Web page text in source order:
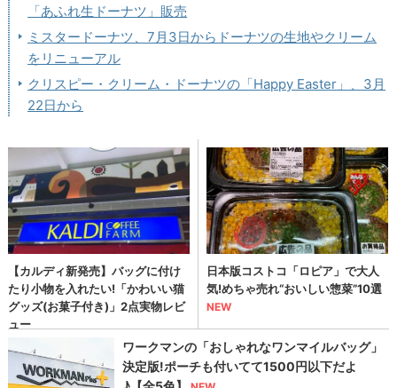
「あふれ生ドーナツ」販売
ミスタードーナツ、7月3日からドーナツの生地やクリーム
をリニューアル
クリスピー・クリーム・ドーナツの「Happy Easter」、3月
22日から